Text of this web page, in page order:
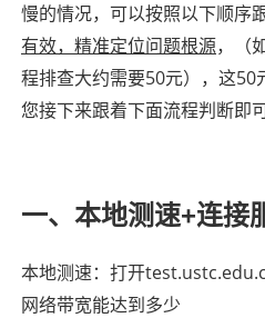
静态住宅
注册/登陆
慢的情况，可以按照以下顺序
有效，精准定位问题根源，（
程排查大约需要50元），这50
您接下来跟着下面流程判断即可
一、本地测速+连接
本地测速：打开
网络带宽能达到多少